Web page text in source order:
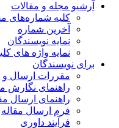
آرشیو مجله و مقالات
کلیه شماره‌های
آخرین شماره
نمایه نویسندگان
نمایه واژه های
برای نویسندگان
مقررات ارسال و
راهنمای نگارش
راهنمای ارسال
فرم ارسال مقاله
فرآیند داوری